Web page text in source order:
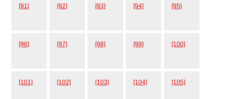
[91] [92] [93] [94] [95]
[96] [97] [98] [99] [100]
[101] [102] [103] [104] [105]